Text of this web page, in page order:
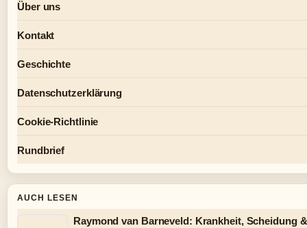
Über uns
Kontakt
Geschichte
Datenschutzerklärung
Cookie-Richtlinie
Rundbrief
AUCH LESEN
Raymond van Barneveld: Krankheit, Scheidung